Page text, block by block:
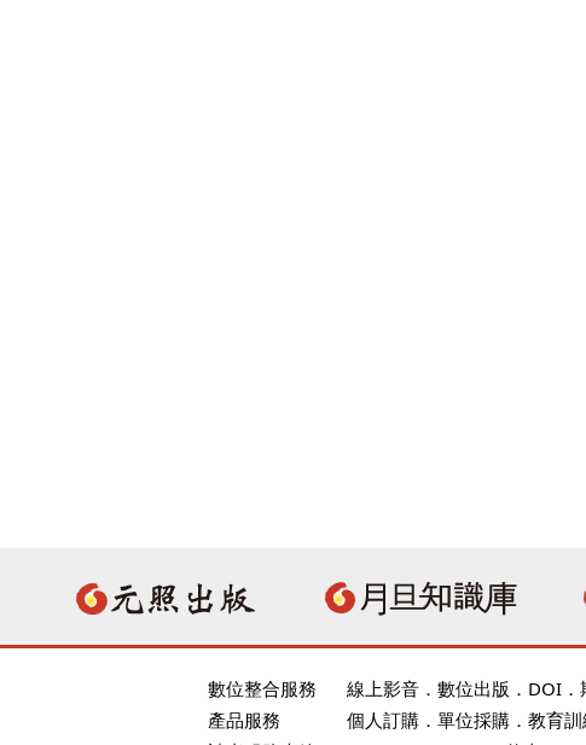
數位整合服務 線上影音 ． 數位出版 ． DOI ．
產品服務
個人訂購 ． 單位採購 ．教育